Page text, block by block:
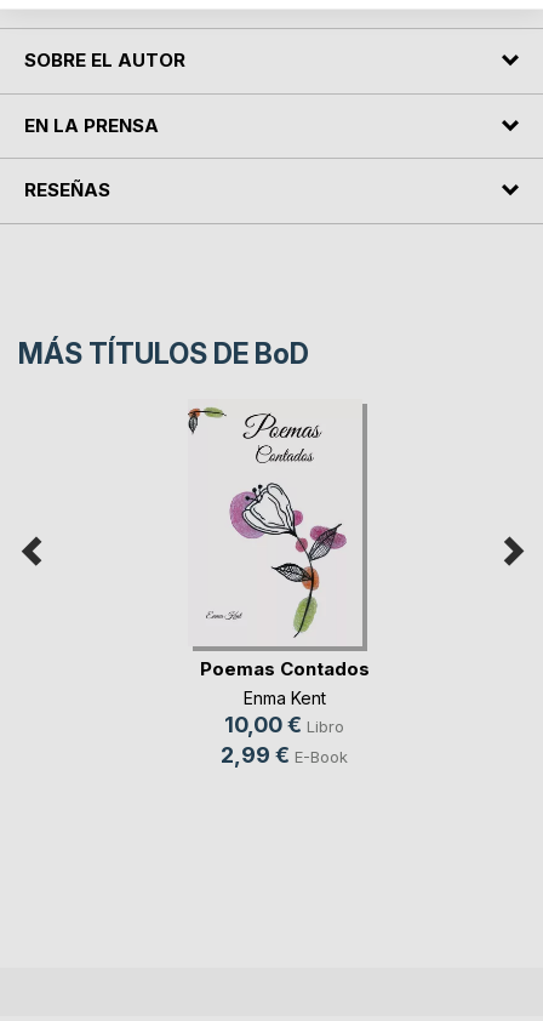
SOBRE EL AUTOR
EN LA PRENSA
RESEÑAS
MÁS TÍTULOS DE BoD
Poemas Contados
Enma Kent
10,00 € Libro
2,99 € E-Book